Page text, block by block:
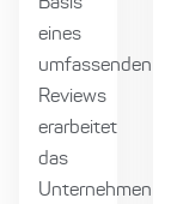
eines
umfassenden
Reviews
erarbeitet
das
Unternehmen